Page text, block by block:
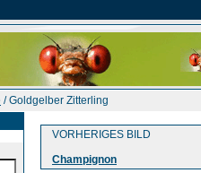
/ Goldgelber Zitterling
VORHERIGES BILD
Champignon